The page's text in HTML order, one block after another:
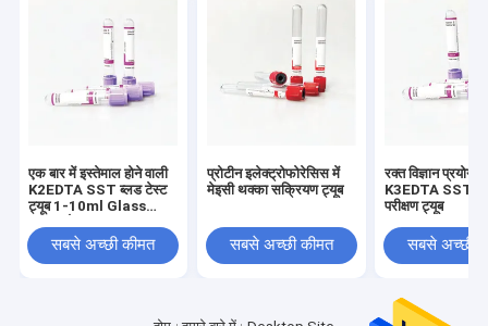
एक बार में इस्तेमाल होने वाली
K2EDTA SST ब्लड टेस्ट
ट्यूब 1-10ml Glass
सबसे अच्छी कीमत
प्रोटीन इलेक्ट्रोफोरेसिस में
मेइसी थक्का सक्रियण ट्यूब
सबसे अच्छी कीमत
रक्त विज्ञान
K3EDTA SST
परीक्षण ट्यूब
सबसे अच्छी